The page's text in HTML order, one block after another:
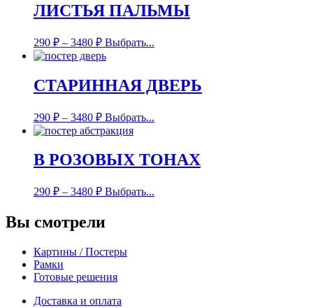
ЛИСТЬЯ ПАЛЬМЫ
290 ₽ – 3480 ₽ Выбрать...
СТАРИННАЯ ДВЕРЬ
290 ₽ – 3480 ₽ Выбрать...
В РОЗОВЫХ ТОНАХ
290 ₽ – 3480 ₽ Выбрать...
Вы смотрели
Картины / Постеры
Рамки
Готовые решения
Доставка и оплата